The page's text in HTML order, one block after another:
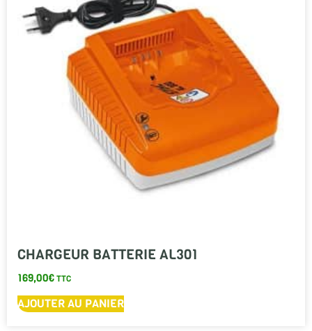
CHARGEUR BATTERIE AL301
169,00€TTC
AJOUTER AU PANIER